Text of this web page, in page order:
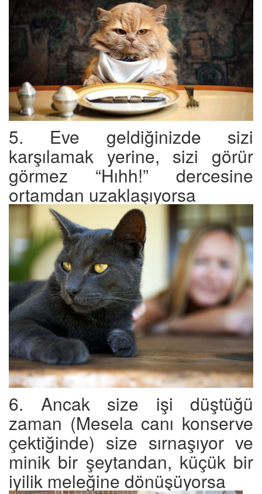
5. Eve geldiğinizde sizi
karşılamak yerine, sizi görür
görmez “Hıhh!” dercesine
ortamdan uzaklaşıyorsa
6. Ancak size işi düştüğü
zaman (Mesela canı konserve
çektiğinde) size sırnaşıyor ve
minik bir şeytandan, küçük bir
iyilik meleğine dönüşüyorsa